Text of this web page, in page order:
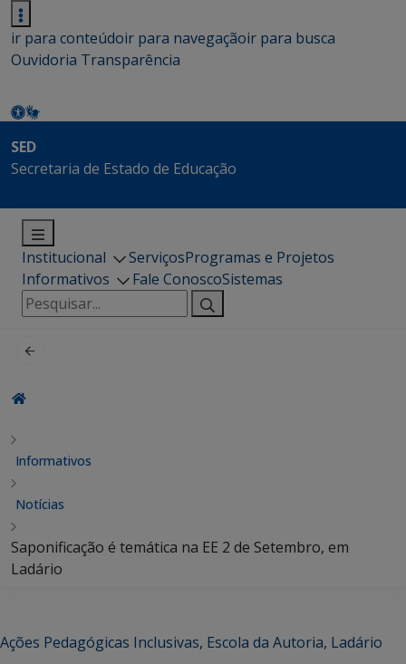
ir para conteúdoir para navegaçãoir para busca
Ouvidoria Transparência
SED
Secretaria de Estado de Educação
Institucional ServiçosProgramas e Projetos
Informativos
Fale ConoscoSistemas
Pesquisar
por:
Informativos
Notícias
Saponificação é temática na EE 2 de Setembro, em
Ladário
Ações Pedagógicas Inclusivas, Escola da Autoria, Ladário